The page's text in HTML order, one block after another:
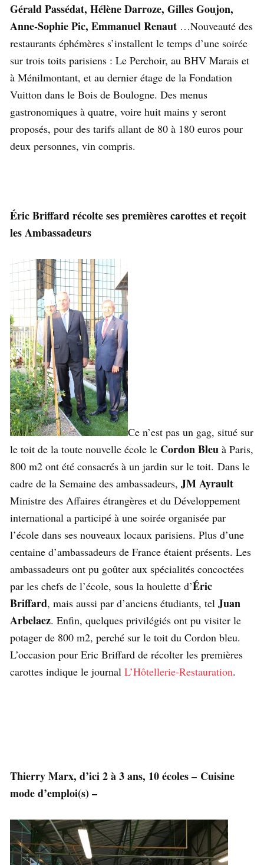
Gérald Passédat, Hélène Darroze, Gilles Goujon,
Anne-Sophie Pic, Emmanuel Renaut …Nouveauté des
restaurants éphémères s’installent le temps d’une soirée
sur trois toits parisiens : Le Perchoir, au BHV Marais et
à Ménilmontant, et au dernier étage de la Fondation
Vuitton dans le Bois de Boulogne. Des menus
gastronomiques à quatre, voire huit mains y seront
proposés, pour des tarifs allant de 80 à 180 euros pour
deux personnes, vin compris.
Éric Briffard récolte ses premières carottes et reçoit
les Ambassadeurs
Ce n’est pas un gag, situé sur
le toit de la toute nouvelle école le Cordon Bleu à Paris,
800 m2 ont été consacrés à un jardin sur le toit. Dans le
cadre de la Semaine des ambassadeurs, JM Ayrault
Ministre des Affaires étrangères et du Développement
international a participé à une soirée organisée par
l’école dans ses nouveaux locaux parisiens. Plus d’une
centaine d’ambassadeurs de France étaient présents. Les
ambassadeurs ont pu goûter aux spécialités concoctées
par les chefs de l’école, sous la houlette d’Éric
Briffard, mais aussi par d’anciens étudiants, tel Juan
Arbelaez. Enfin, quelques privilégiés ont pu visiter le
potager de 800 m2, perché sur le toit du Cordon bleu.
L’occasion pour Eric Briffard de récolter les premières
carottes indique le journal L’Hôtellerie-Restauration.
Thierry Marx, d’ici 2 à 3 ans, 10 écoles – Cuisine
mode d’emploi(s) –